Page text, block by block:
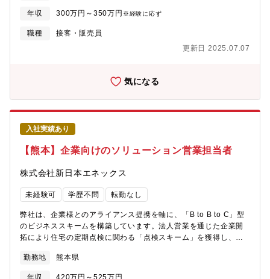
しっかりと身に付きます。＜具体的な仕事内容＞◆各物件を巡回
し、定期清掃業務床やトイレ・空調フィルター等の定期清掃で
す。※高層ビルの窓ガラス清掃については行っておりません。◆
の清掃の仕様の検討やその実行、といった業務もゆくゆくはお任
年収 300万円～350万円 ※経験に応ず
職種
接客・販売員
更新日 2025.07.07
気になる
入社実績あり
【熊本】企業向けのソリューション営業担当者
株式会社新日本エネックス
未経験可 学歴不問 転勤なし
弊社は、企業様とのアライアンス提携を軸に、「B to B to C」型
のビジネススキームを構築しています。法人営業を通じた企業開
拓により住宅の定期点検に関わる「点検スキーム」を獲得し、こ
スキームをもとに顧客ニーズに応じた関連サービスの提案を行う
ことで、単なる取引にとどまらず、中長期的な信頼関係の構築と
勤務地 熊本県
年収 420万円～525万円